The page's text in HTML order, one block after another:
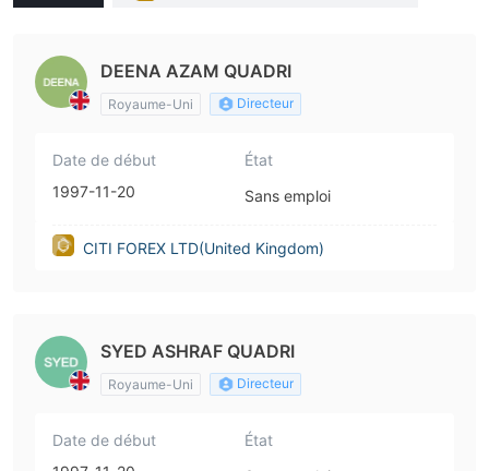
DEENA AZAM QUADRI
Royaume-Uni Directeur
Date de début
1997-11-20
État
Sans emploi
CITI FOREX LTD(United Kingdom)
SYED ASHRAF QUADRI
Royaume-Uni Directeur
Date de début
État